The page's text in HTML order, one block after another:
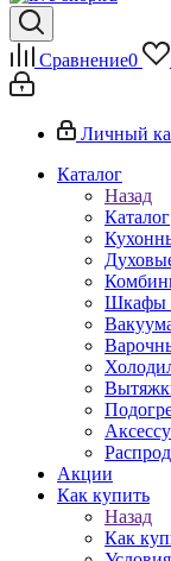
Сравнение0
Личный
Каталог
Назад
Каталог
Шкафы
Акции
Как купить
Назад
Как